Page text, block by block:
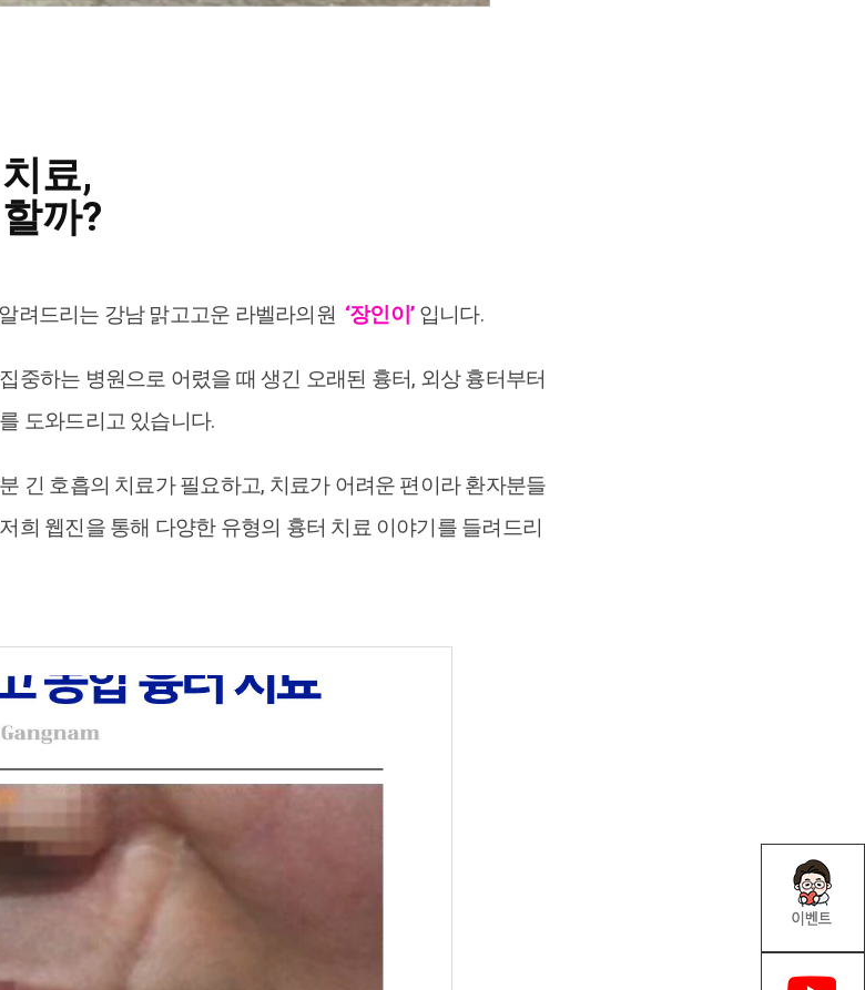
료,
까?
려드리는 강남 맑고고운 라벨라의원 ‘장인이’ 입니다.
중하는 병원으로 어렸을 때 생긴 오래된 흉터, 외상 흉터부터
도와드리고 있습니다.
긴 호흡의 치료가 필요하고, 치료가 어려운 편이라 환자분들
희 웹진을 통해 다양한 유형의 흉터 치료 이야기를 들려드리